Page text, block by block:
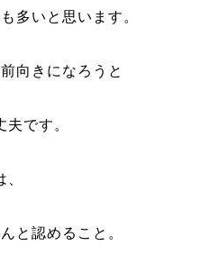
多いと思います。
向きになろうと
夫です。
、
と認めること。